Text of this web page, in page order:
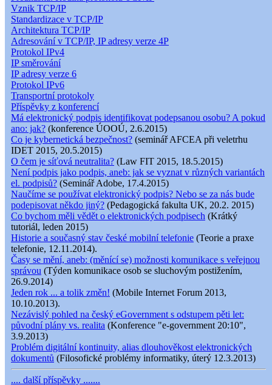
Vznik TCP/IP
Standardizace v TCP/IP
Architektura TCP/IP
Adresování v TCP/IP, IP adresy verze 4P
Protokol IPv4
IP směrování
IP adresy verze 6
Protokol IPv6
Transportní protokoly
Příspěvky z konferencí
Má elektronický podpis identifikovat podepsanou osobu? A pokud
ano: jak? (konference ÚOOÚ, 2.6.2015)
Co je kybernetická bezpečnost? (seminář AFCEA při veletrhu
IDET 2015, 20.5.2015)
O čem je síťová neutralita? (Law FIT 2015, 18.5.2015)
Není podpis jako podpis, aneb: jak se vyznat v různých variantách
el. podpisů? (Seminář Adobe, 17.4.2015)
Naučíme se používat elektronický podpis? Nebo se za nás bude
podepisovat někdo jiný? (Pedagogická fakulta UK, 20.2. 2015)
Co bychom měli vědět o elektronických podpisech (Krátký
tutoriál, leden 2015)
Historie a současný stav české mobilní telefonie (Teorie a praxe
telefonie, 12.11.2014).
Časy se mění, aneb: (měnící se) možnosti komunikace s veřejnou
správou (Týden komunikace osob se sluchovým postižením,
26.9.2014)
Jeden rok ... a tolik změn! (Mobile Internet Forum 2013,
10.10.2013).
Nezávislý pohled na český eGovernment s odstupem pěti let:
původní plány vs. realita (Konference "e-government 20:10",
3.9.2013)
Problém digitální kontinuity, alias dlouhověkost elektronických
dokumentů (Filosofické problémy informatiky, úterý 12.3.2013)
.... další příspěvky .......